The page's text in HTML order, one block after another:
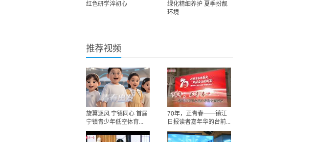
红色研学淬初心
绿化精细养护 夏季扮靓
环境
推荐视频
旋翼逐风 宁镇同心 首届
宁镇青少年低空体育...
70年，正青春——镇江
日报读者嘉年华的台前...